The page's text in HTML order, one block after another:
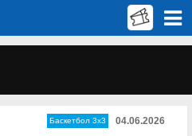
Баскетбол 3х3 04.06.2026